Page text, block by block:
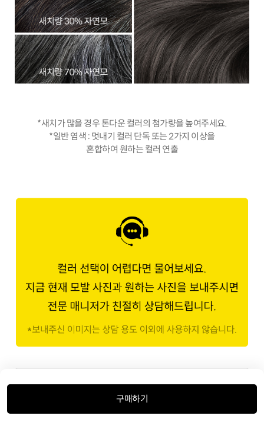
구매하기
*새치가 많을 경우 톤다운 컬러의 첨가량을 높여주세요.
*일반 염색 : 멋내기 컬러 단독 또는 2가지 이상을
혼합하여 원하는 컬러 연출
밝기 계산법